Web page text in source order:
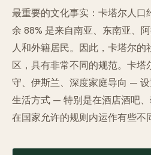
最重要的文化事实：卡塔尔人口
余 88% 是来自南亚、东南亚、
人和外籍居民。因此，卡塔尔的
区，具有非常不同的规范。卡塔
守、伊斯兰、深度家庭导向 — 设
生活方式 — 特别是在酒店酒吧
在国家允许的规则内运作有些不